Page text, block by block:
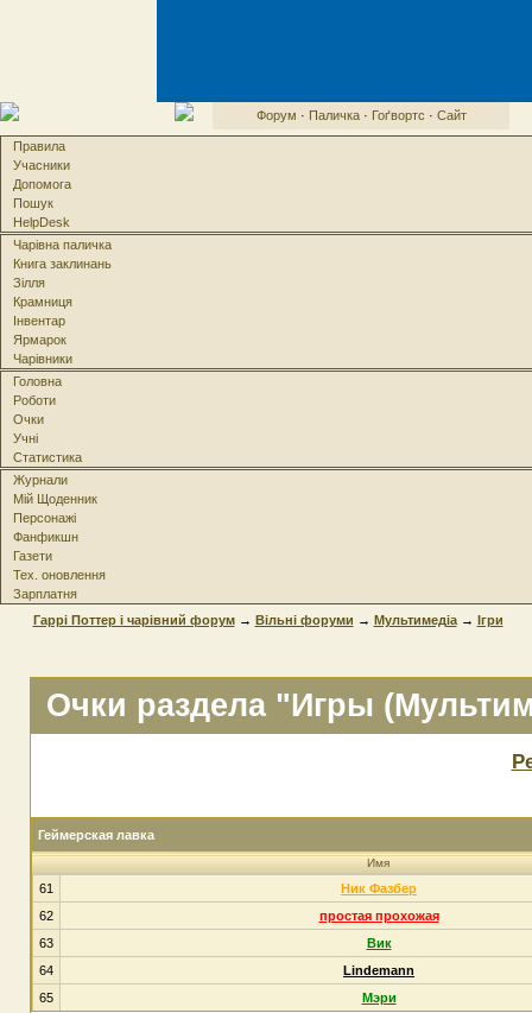
Форум · Паличка· Гоґвортс · Сайт
Правила
Учасники
Допомога
Пошук
HelpDesk
Чарівна паличка
Книга заклинань
Зілля
Крамниця
Інвентар
Ярмарок
Чарівники
Головна
Роботи
Очки
Учні
Статистика
Журнали
Мій Щоденник
Персонажі
Фанфикшн
Газети
Тех. оновлення
Зарплатня
Гаррі Поттер і чарівний форум→ Вільні форуми → Мультимедіа→ Ігри
Очки раздела "Игры
Геймерская лавка
Имя
61
Ник Фазбер
62
простая прохожая
63
Вик
64
Lindemann
65
Мэри